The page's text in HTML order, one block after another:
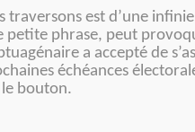
traversons est d’une
phrase, peut
a accepté de
échéances
bouton.